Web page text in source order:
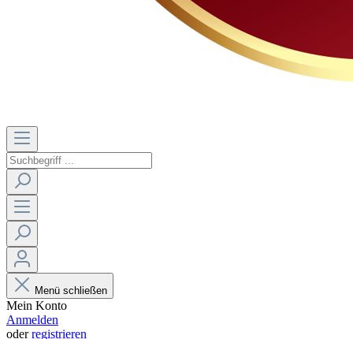
Menü schließen
Mein Konto
Anmelden
oderregistrieren